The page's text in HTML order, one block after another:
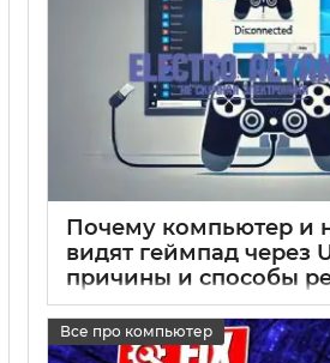
Почему компьютер и
видят геймпад через
причины и способы
Все про компьютер